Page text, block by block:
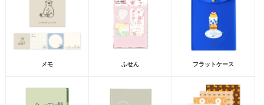
メモ ふせん フラットケース